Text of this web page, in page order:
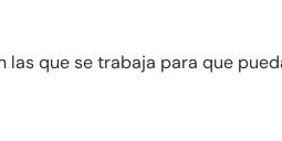
que se trabaja para que